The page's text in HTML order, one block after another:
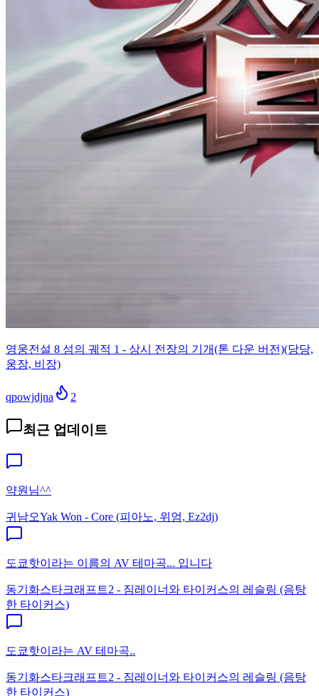
영웅전설 8 섬의 궤적 1 - 상시 전장의 기개(톤 다운 버전)(당당,
웅장, 비장)
qpowjdjna 2
최근 업데이트
약원님^^
귀남오Yak Won - Core (피아노, 위엄, Ez2dj)
도쿄핫이라는 이름의 AV 테마곡... 입니다
동기화스타크래프트2 - 짐레이너와 타이커스의 레슬링 (음탕
한 타이커스)
도쿄핫이라는 AV 테마곡..
동기화스타크래프트2 - 짐레이너와 타이커스의 레슬링 (음탕
한 타이커스)